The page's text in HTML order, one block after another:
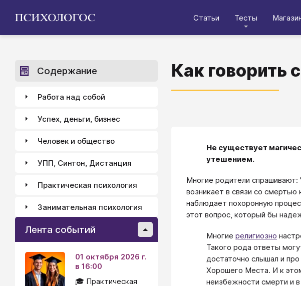
Статьи Тесты
Как говорить
Не существует
утешением.
Многие родители спрашивают:
возникает в связи со
наблюдает похоронную
этот вопрос, который бы
Многие религиозно
Такого рода ответы
достаточно слышал и
Хорошего Места. И к
неизбежности смерти и
Содержание
Работа над собой
Успех, деньги, бизнес
Человек и общество
УПП, Синтон, Дистанция
Практическая психология
Занимательная психология
Лента событий
01 октября 2026 г.
в 16:00
🎓 Практическая